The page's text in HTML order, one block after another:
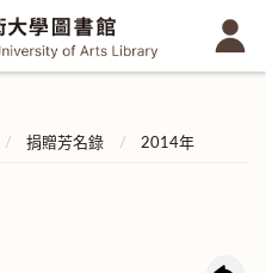
捐贈芳名錄 2014年